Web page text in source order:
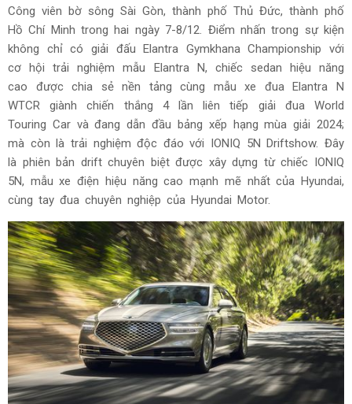
Công viên bờ sông Sài Gòn, thành phố Thủ Đức, thành phố
Hồ Chí Minh trong hai ngày 7-8/12. Điểm nhấn trong sự kiện
không chỉ có giải đấu Elantra Gymkhana Championship với
cơ hội trải nghiệm mẫu Elantra N, chiếc sedan hiệu năng
cao được chia sẻ nền tảng cùng mẫu xe đua Elantra N
WTCR giành chiến thắng 4 lần liên tiếp giải đua World
Touring Car và đang dẫn đầu bảng xếp hạng mùa giải 2024;
mà còn là trải nghiệm độc đáo với IONIQ 5N Driftshow. Đây
là phiên bản drift chuyên biệt được xây dựng từ chiếc IONIQ
5N, mẫu xe điện hiệu năng cao mạnh mẽ nhất của Hyundai,
cùng tay đua chuyên nghiệp của Hyundai Motor.